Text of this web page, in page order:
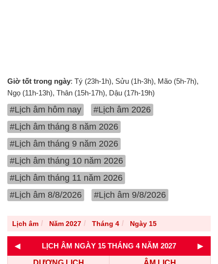
Giờ tốt trong ngày: Tý (23h-1h), Sửu (1h-3h), Mão (5h-7h),
Ngọ (11h-13h), Thân (15h-17h), Dậu (17h-19h)
#Lịch âm hôm nay
#Lịch âm 2026
#Lịch âm tháng 8 năm 2026
#Lịch âm tháng 9 năm 2026
#Lịch âm tháng 10 năm 2026
#Lịch âm tháng 11 năm 2026
#Lịch âm 8/8/2026
#Lịch âm 9/8/2026
Lịch âm Năm 2027 Tháng 4 Ngày 15
◄ LỊCH ÂM NGÀY 15 THÁNG 4 NĂM 2027 ►